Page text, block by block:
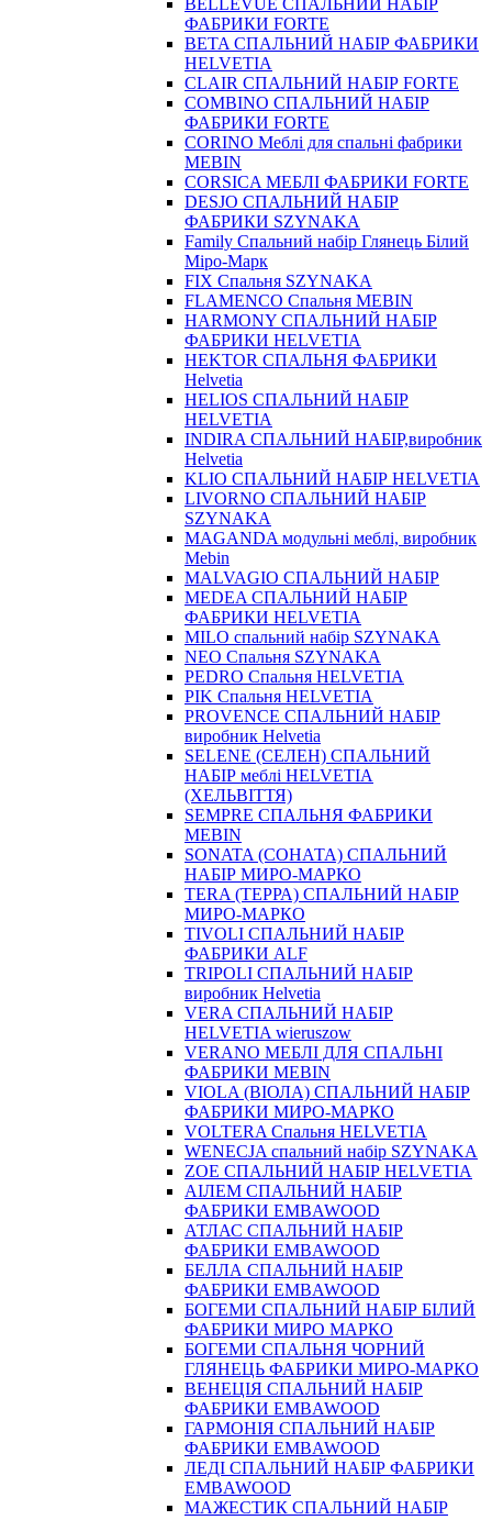
ФАБРИКИ FORTE
BETA СПАЛЬНИЙ НАБІР ФАБРИКИ
HELVETIA
CLAIR СПАЛЬНИЙ НАБІР FORTE
COMBINO СПАЛЬНИЙ НАБІР
ФАБРИКИ FORTE
CORINO Меблі для спальні фабрики
MEBIN
CORSICA МЕБЛІ ФАБРИКИ FORTE
DESJO СПАЛЬНИЙ НАБІР
ФАБРИКИ SZYNAKA
Family Спальний набір Глянець Білий
Міро-Марк
FIX Спальня SZYNAKA
FLAMENCO Спальня MEBIN
HARMONY СПАЛЬНИЙ НАБІР
ФАБРИКИ HELVETIA
HEKTOR СПАЛЬНЯ ФАБРИКИ
Helvetia
HELIOS СПАЛЬНИЙ НАБІР
HELVETIA
INDIRA СПАЛЬНИЙ НАБІР,виробник
Helvetia
KLIO СПАЛЬНИЙ НАБІР HELVETIA
LIVORNO СПАЛЬНИЙ НАБІР
SZYNAKA
MAGANDA модульні меблі, виробник
Mebin
MALVAGIO СПАЛЬНИЙ НАБІР
MEDEA СПАЛЬНИЙ НАБІР
ФАБРИКИ HELVETIA
MILO спальний набір SZYNAKA
NEO Спальня SZYNAKA
PEDRO Спальня HELVETIA
PIK Спальня HELVETIA
PROVENCE СПАЛЬНИЙ НАБІР
виробник Helvetia
SELENE (СЕЛЕН) СПАЛЬНИЙ
НАБІР меблі HELVETIA
(ХЕЛЬВІТТЯ)
SEMPRE СПАЛЬНЯ ФАБРИКИ
MEBIN
SONATA (СОНАТА) СПАЛЬНИЙ
НАБІР МИРО-МАРКО
TERA (ТЕРРА) СПАЛЬНИЙ НАБІР
МИРО-МАРКО
TIVOLI СПАЛЬНИЙ НАБІР
ФАБРИКИ ALF
TRIPOLI СПАЛЬНИЙ НАБІР
виробник Helvetia
VERA СПАЛЬНИЙ НАБІР
HELVETIA wieruszow
VERANO МЕБЛІ ДЛЯ СПАЛЬНІ
ФАБРИКИ MEBIN
VIOLA (ВІОЛА) СПАЛЬНИЙ НАБІР
ФАБРИКИ МИРО-МАРКО
VOLTERA Спальня HELVETIA
WENECJA спальний набір SZYNAKA
ZOE СПАЛЬНИЙ НАБІР HELVETIA
АІЛЕМ СПАЛЬНИЙ НАБІР
ФАБРИКИ EMBAWOOD
АТЛАС СПАЛЬНИЙ НАБІР
ФАБРИКИ EMBAWOOD
БЕЛЛА СПАЛЬНИЙ НАБІР
ФАБРИКИ EMBAWOOD
БОГЕМИ СПАЛЬНИЙ НАБІР БІЛИЙ
ФАБРИКИ МИРО МАРКО
БОГЕМИ СПАЛЬНЯ ЧОРНИЙ
ГЛЯНЕЦЬ ФАБРИКИ МИРО-МАРКО
ВЕНЕЦІЯ СПАЛЬНИЙ НАБІР
ФАБРИКИ EMBAWOOD
ГАРМОНІЯ СПАЛЬНИЙ НАБІР
ФАБРИКИ EMBAWOOD
ЛЕДІ СПАЛЬНИЙ НАБІР ФАБРИКИ
EMBAWOOD
МАЖЕСТИК СПАЛЬНИЙ НАБІР